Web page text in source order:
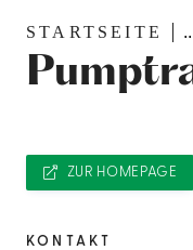
STARTSEITE
ZUR HOMEPAGE
KONTAKT